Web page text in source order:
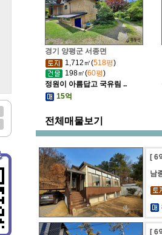
경기 양평군 서종면
1,712㎡(518평)
198㎡(60평)
정원이 아름답고 국유림 ..
15억
전체매물보기
[ 6
남
[ 6